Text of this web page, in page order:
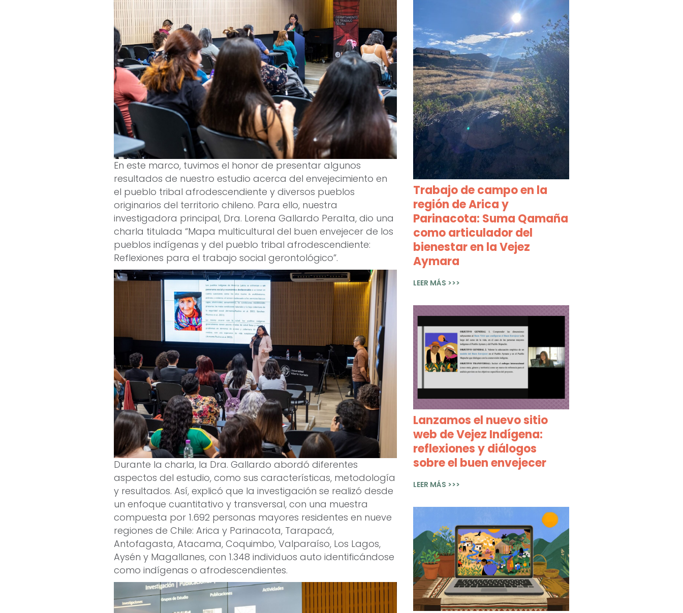
En este marco, tuvimos el honor de presentar algunos
resultados de nuestro estudio acerca del envejecimiento en
el pueblo tribal afrodescendiente y diversos pueblos
originarios del territorio chileno. Para ello, nuestra
investigadora principal, Dra. Lorena Gallardo Peralta, dio una
charla titulada “Mapa multicultural del buen envejecer de los
pueblos indígenas y del pueblo tribal afrodescendiente:
Reflexiones para el trabajo social gerontológico”.
Durante la charla, la Dra. Gallardo abordó diferentes
aspectos del estudio, como sus características, metodología
y resultados. Así, explicó que la investigación se realizó desde
un enfoque cuantitativo y transversal, con una muestra
compuesta por 1.692 personas mayores residentes en nueve
regiones de Chile: Arica y Parinacota, Tarapacá,
Antofagasta, Atacama, Coquimbo, Valparaíso, Los Lagos,
Aysén y Magallanes, con 1.348 individuos auto identificándose
como indígenas o afrodescendientes.
Trabajo de campo en la
región de Arica y
Parinacota: Suma Qamaña
como articulador del
bienestar en la Vejez
Aymara
LEER MÁS >>>
Lanzamos el nuevo sitio
web de Vejez Indígena:
reflexiones y diálogos
sobre el buen envejecer
LEER MÁS >>>